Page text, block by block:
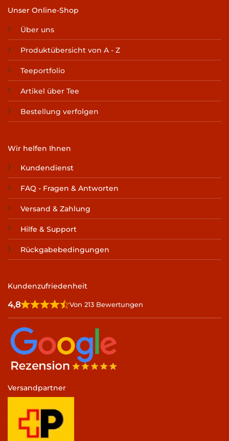
Unser Online-Shop
Über uns
Produktübersicht von A - Z
Teeportfolio
Artikel über Tee
Bestellung verfolgen
Wir helfen Ihnen
Kundendienst
FAQ - Fragen & Antworten
Versand & Zahlung
Hilfe & Support
Rückgabebedingungen
Kundenzufriedenheit
4,8 Von 213 Bewertungen
Versandpartner